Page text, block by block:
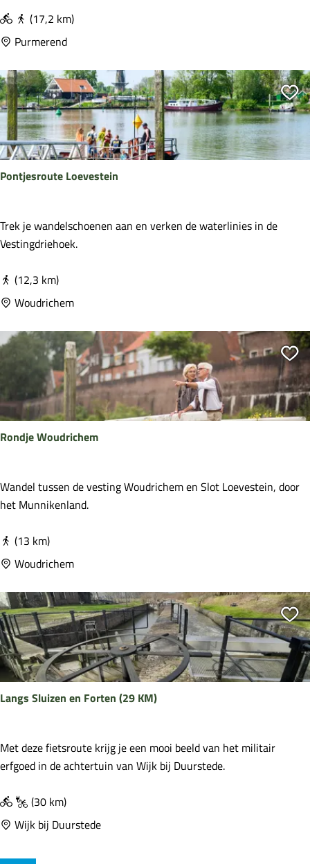
a
r
d
a
m
e
l
e
r
f
o
e
d
h
e
k
w
d
a
t
(17,2 km)
Purmerend
Pontjesroute Loevestein
P
o
t
j
s
r
o
u
t
e
L
v
e
t
e
n
Trek je wandelschoenen aan en verken de waterlinies in de
Vestingdriehoek.
(12,3 km)
Woudrichem
Rondje Woudrichem
R
o
d
j
W
o
u
d
r
i
c
m
Wandel tussen de vesting Woudrichem en Slot Loevestein, door
het Munnikenland.
(13 km)
Woudrichem
Langs Sluizen en Forten (29 KM)
L
a
g
s
l
Met deze fietsroute krijg je een mooi beeld van het militair
erfgoed in de achtertuin van Wijk bij Duurstede.
(30 km)
Wijk bij Duurstede